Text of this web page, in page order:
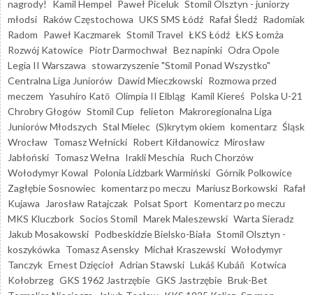
nagrody!
Kamil Hempel Paweł Piceluk Stomil Olsztyn - juniorzy
młodsi Raków Częstochowa UKS SMS Łódź Rafał Śledź Radomiak
Radom Paweł Kaczmarek Stomil Travel ŁKS Łódź ŁKS Łomża
Rozwój Katowice Piotr Darmochwał Bez napinki Odra Opole
Legia II Warszawa stowarzyszenie "Stomil Ponad Wszystko"
Centralna Liga Juniorów Dawid Mieczkowski Rozmowa przed
meczem Yasuhiro Katō Olimpia II Elbląg Kamil Kiereś Polska U-21
Chrobry Głogów Stomil Cup felieton Makroregionalna Liga
Juniorów Młodszych Stal Mielec (S)krytym okiem komentarz Śląsk
Wrocław Tomasz Wełnicki Robert Kiłdanowicz Mirosław
Jabłoński Tomasz Wełna Irakli Meschia Ruch Chorzów
Wołodymyr Kowal Polonia Lidzbark Warmiński Górnik Polkowice
Zagłębie Sosnowiec komentarz po meczu Mariusz Borkowski Rafał
Kujawa
Jarosław Ratajczak Polsat Sport Komentarz po meczu
MKS Kluczbork Socios Stomil Marek Maleszewski Warta Sieradz
Jakub Mosakowski Podbeskidzie Bielsko-Biała Stomil Olsztyn -
koszykówka Tomasz Asensky Michał Kraszewski Wołodymyr
Tanczyk Ernest Dzięcioł Adrian Stawski Lukáš Kubáň Kotwica
Kołobrzeg GKS 1962 Jastrzębie GKS Jastrzębie Bruk-Bet